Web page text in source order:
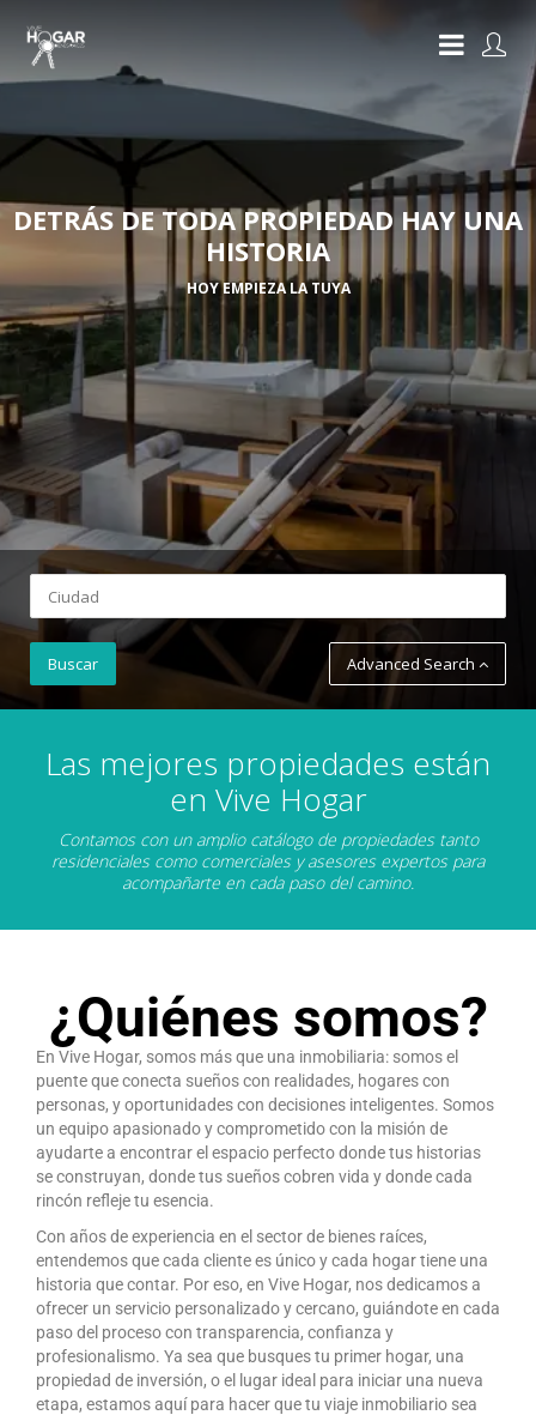
DETRÁS DE TODA PROPIEDAD HAY UNA
HISTORIA
HOY EMPIEZA LA TUYA
Advanced Search
Las mejores propiedades están
en Vive Hogar
Contamos con un amplio catálogo de propiedades tanto
residenciales como comerciales y asesores expertos para
acompañarte en cada paso del camino.
¿Quiénes somos?
En Vive Hogar, somos más que una inmobiliaria: somos el
puente que conecta sueños con realidades, hogares con
personas, y oportunidades con decisiones inteligentes. Somos
un equipo apasionado y comprometido con la misión de
ayudarte a encontrar el espacio perfecto donde tus historias
se construyan, donde tus sueños cobren vida y donde cada
rincón refleje tu esencia.
Con años de experiencia en el sector de bienes raíces,
entendemos que cada cliente es único y cada hogar tiene una
historia que contar. Por eso, en Vive Hogar, nos dedicamos a
ofrecer un servicio personalizado y cercano, guiándote en cada
paso del proceso con transparencia, confianza y
profesionalismo. Ya sea que busques tu primer hogar, una
propiedad de inversión, o el lugar ideal para iniciar una nueva
etapa, estamos aquí para hacer que tu viaje inmobiliario sea